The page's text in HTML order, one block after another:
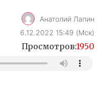
Анатолий Лапин
6.12.2022 15:49 (Мск)
Просмотров:1950